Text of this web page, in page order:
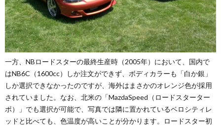
一方、NBロードスターの最終生産時（2005年）において、国内で
はNB6C（1600cc）しか注文ができず、ボディカラーも「白か銀」
しか選択できなかったのですが、海外はまさかのオレンジ色が採用
されていました。なお、北米の「MazdaSpeed（ロードスターター
ボ）」でも選択が可能で、写真では隣に置かれているベロシティレ
ッドと比べても、色温度が高いことが分かります。ロードスター初